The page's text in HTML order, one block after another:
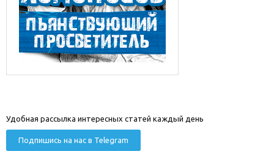
Удобная рассылка интересных статей каждый день
Подпишись на нас в Telegram